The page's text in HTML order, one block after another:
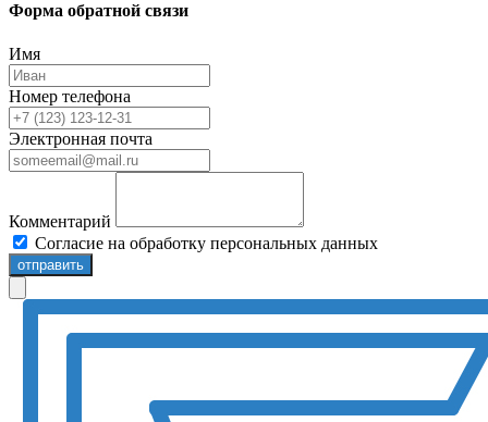
Форма обратной связи
Имя
Номер телефона
Электронная почта
Комментарий
Согласие на обработку персональных данных
отправить